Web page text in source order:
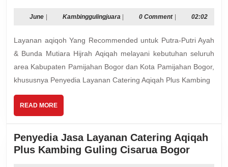
Catering
Plus
Kambing
Guling
Spesial
Bogor
JuneJune
| KambinggulingjuaraKambinggulingjuara
| 0 Comment | 02:02
Layanan aqiqoh Yang Recommended untuk Putra-Putri Ayah
& Bunda Mutiara Hijrah Aqiqah melayani kebutuhan seluruh
area Kabupaten Pamijahan Bogor dan Kota Pamijahan Bogor,
khususnya Penyedia Layanan Catering Aqiqah Plus Kambing
READ MOREREAD
MORE
Penyedia Jasa Layanan Catering Aqiqah
Plus Kambing Guling Cisarua Bogor